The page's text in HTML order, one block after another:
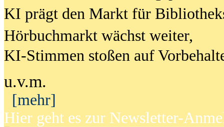
KI prägt den Markt für
Hörbuchmarkt wächst weiter,
KI-Stimmen stoßen auf
u.v.m.
[mehr]
Hier geht es zur Newsletter-